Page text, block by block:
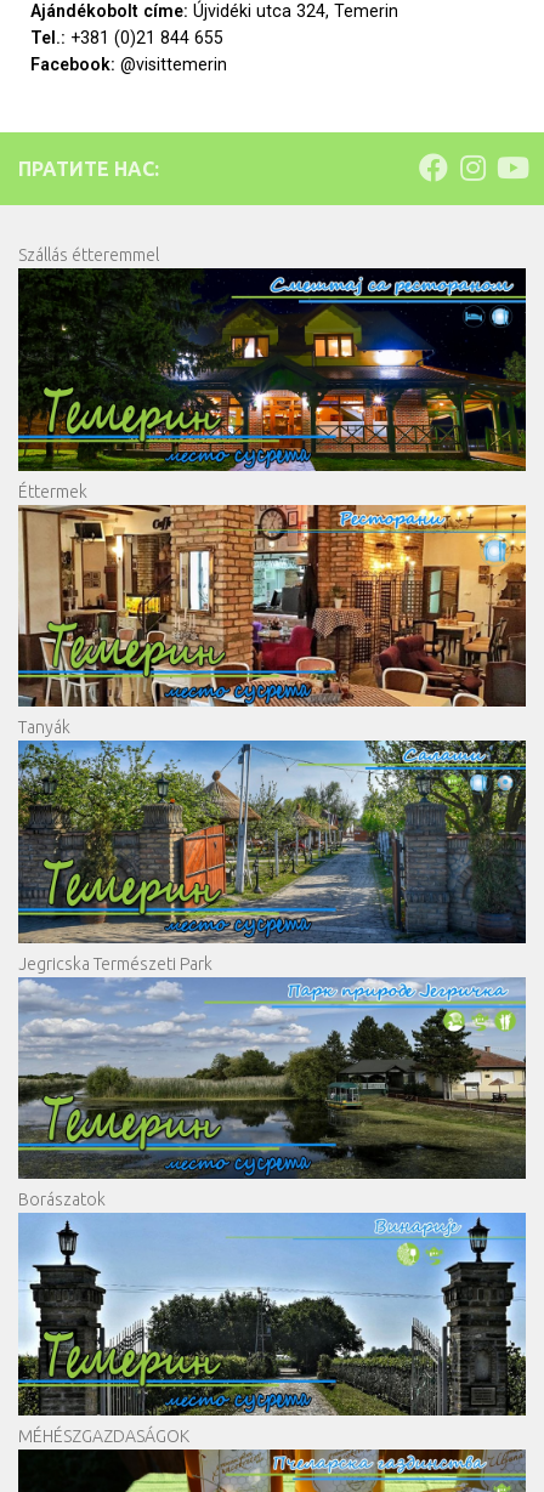
Ajándékobolt címe: Újvidéki utca 324, Temerin
Tel.: +381 (0)21 844 655
Facebook: @visittemerin
ПРАТИТЕ НАС:
Szállás étteremmel
Éttermek
Tanyák
Jegricska Természeti Park
Borászatok
MÉHÉSZGAZDASÁGOK